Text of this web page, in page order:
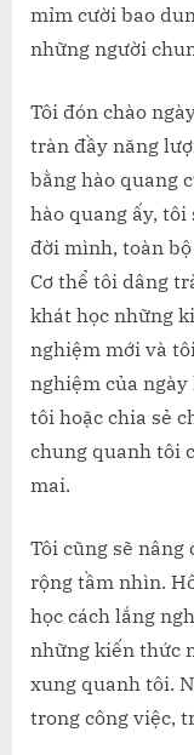
mỉm cười bao
những người
Tôi đón chào
tràn đầy năng
bằng hào quang
hào quang ấy,
đời mình, toàn
Cơ thể tôi dâng
khát học những
nghiệm mới và
nghiệm của
tôi hoặc chia sẻ
chung quanh tôi
mai.
Tôi cũng sẽ nâng
rộng tầm nhìn.
học cách lắng
những kiến thức
xung quanh tôi.
trong công việc,